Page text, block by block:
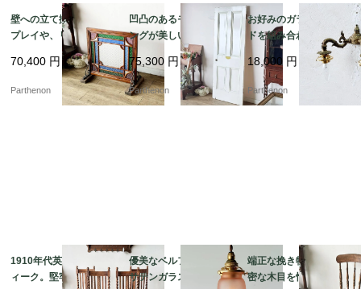
壁への立て掛けディス
プレイや、リノベーシ
ョンの造作装飾パーツ
に。色鮮やかな型板ガ
ラスが光に煌めく木製
パネル【2271】
70,400 円
Parthenon
凹凸のあるモールディ
ングが美しい現状渡し
の建具。シャビーホワ
イトの4パネル木製ペイ
ントドア【6697】
75,300 円
Parthenon
お好みのガラスシェー
ドを組み合わせて楽し
める灯具。重厚なダイ
キャスト製の2灯式ウォ
ールランプ【51766】
18,000 円
Parthenon
1910年代英国製アンテ
ィーク。堅牢なオーク
優美なベルフラワー型
サテンガラスシェー
端正な挽き物細工と緻
密な木目を愉しむ、ク